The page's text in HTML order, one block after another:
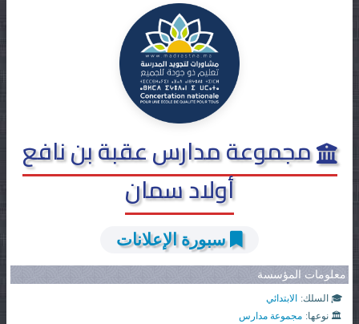
مجموعة مدارس عقبة بن نافع
أولاد سمان
سبورة الإعلانات
معلومات المؤسسة
🎓 السلك: الابتدائي
🏛️ نوعها: مجموعة مدارس